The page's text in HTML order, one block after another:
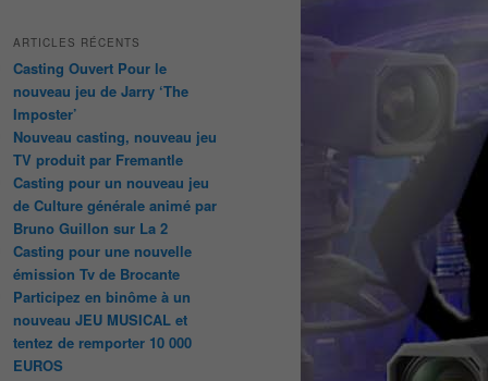
ARTICLES RÉCENTS
Casting Ouvert Pour le
nouveau jeu de Jarry ‘The
Imposter’
Nouveau casting, nouveau jeu
TV produit par Fremantle
Casting pour un nouveau jeu
de Culture générale animé par
Bruno Guillon sur La 2
Casting pour une nouvelle
émission Tv de Brocante
Participez en binôme à un
nouveau JEU MUSICAL et
tentez de remporter 10 000
EUROS